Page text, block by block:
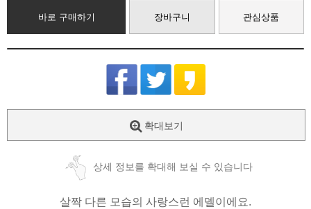
바로 구매하기 장바구니 관심상품
확대보기
상세 정보를 확대해 보실 수 있습니다
살짝 다른 모습의 사랑스런 에델이에요.